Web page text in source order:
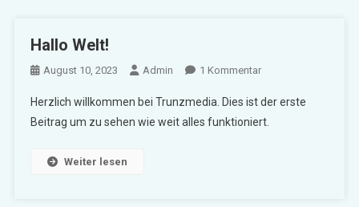
Hallo Welt!
August 10, 2023 Admin 1 KommentarZu
Welt!
Herzlich willkommen bei Trunzmedia. Dies ist der erste
Beitrag um zu sehen wie weit alles funktioniert.
Weiter lesen